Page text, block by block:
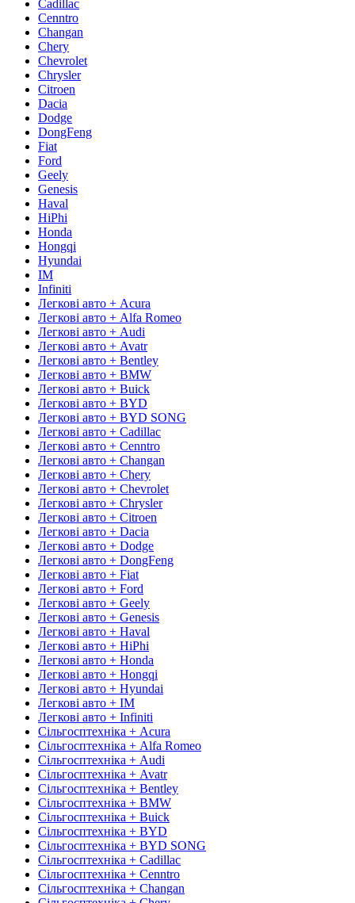
Cadillac
Cenntro
Changan
Chery
Chevrolet
Chrysler
Citroen
Dacia
Dodge
DongFeng
Fiat
Ford
Geely
Genesis
Haval
HiPhi
Honda
Hongqi
Hyundai
IM
Infiniti
Легкові авто + Acura
Легкові авто + Alfa Romeo
Легкові авто + Audi
Легкові авто + Avatr
Легкові авто + Bentley
Легкові авто + BMW
Легкові авто + Buick
Легкові авто + BYD
Легкові авто + BYD SONG
Легкові авто + Cadillac
Легкові авто + Cenntro
Легкові авто + Changan
Легкові авто + Chery
Легкові авто + Chevrolet
Легкові авто + Chrysler
Легкові авто + Citroen
Легкові авто + Dacia
Легкові авто + Dodge
Легкові авто + DongFeng
Легкові авто + Fiat
Легкові авто + Ford
Легкові авто + Geely
Легкові авто + Genesis
Легкові авто + Haval
Легкові авто + HiPhi
Легкові авто + Honda
Легкові авто + Hongqi
Легкові авто + Hyundai
Легкові авто + IM
Легкові авто + Infiniti
Сільгосптехніка + Acura
Сільгосптехніка + Alfa Romeo
Сільгосптехніка + Audi
Сільгосптехніка + Avatr
Сільгосптехніка + Bentley
Сільгосптехніка + BMW
Сільгосптехніка + Buick
Сільгосптехніка + BYD
Сільгосптехніка + BYD SONG
Сільгосптехніка + Cadillac
Сільгосптехніка + Cenntro
Сільгосптехніка + Changan